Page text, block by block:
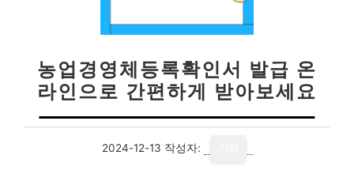
농업경영체등록확인서 발급 온
라인으로 간편하게 받아보세요
2024-12-13 작성자: